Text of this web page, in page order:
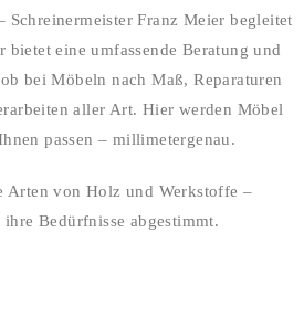
Schreinermeister Franz Meier begleitet
bietet eine umfassende Beratung und
bei Möbeln nach Maß, Reparaturen
aller Art. Hier werden Möbel
passen – millimetergenau.
Arten von Holz und Werkstoffe –
Bedürfnisse abgestimmt.